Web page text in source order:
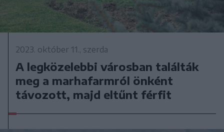
2023. október 11., szerda
A legközelebbi városban találták
meg a marhafarmról önként
távozott, majd eltűnt férfit